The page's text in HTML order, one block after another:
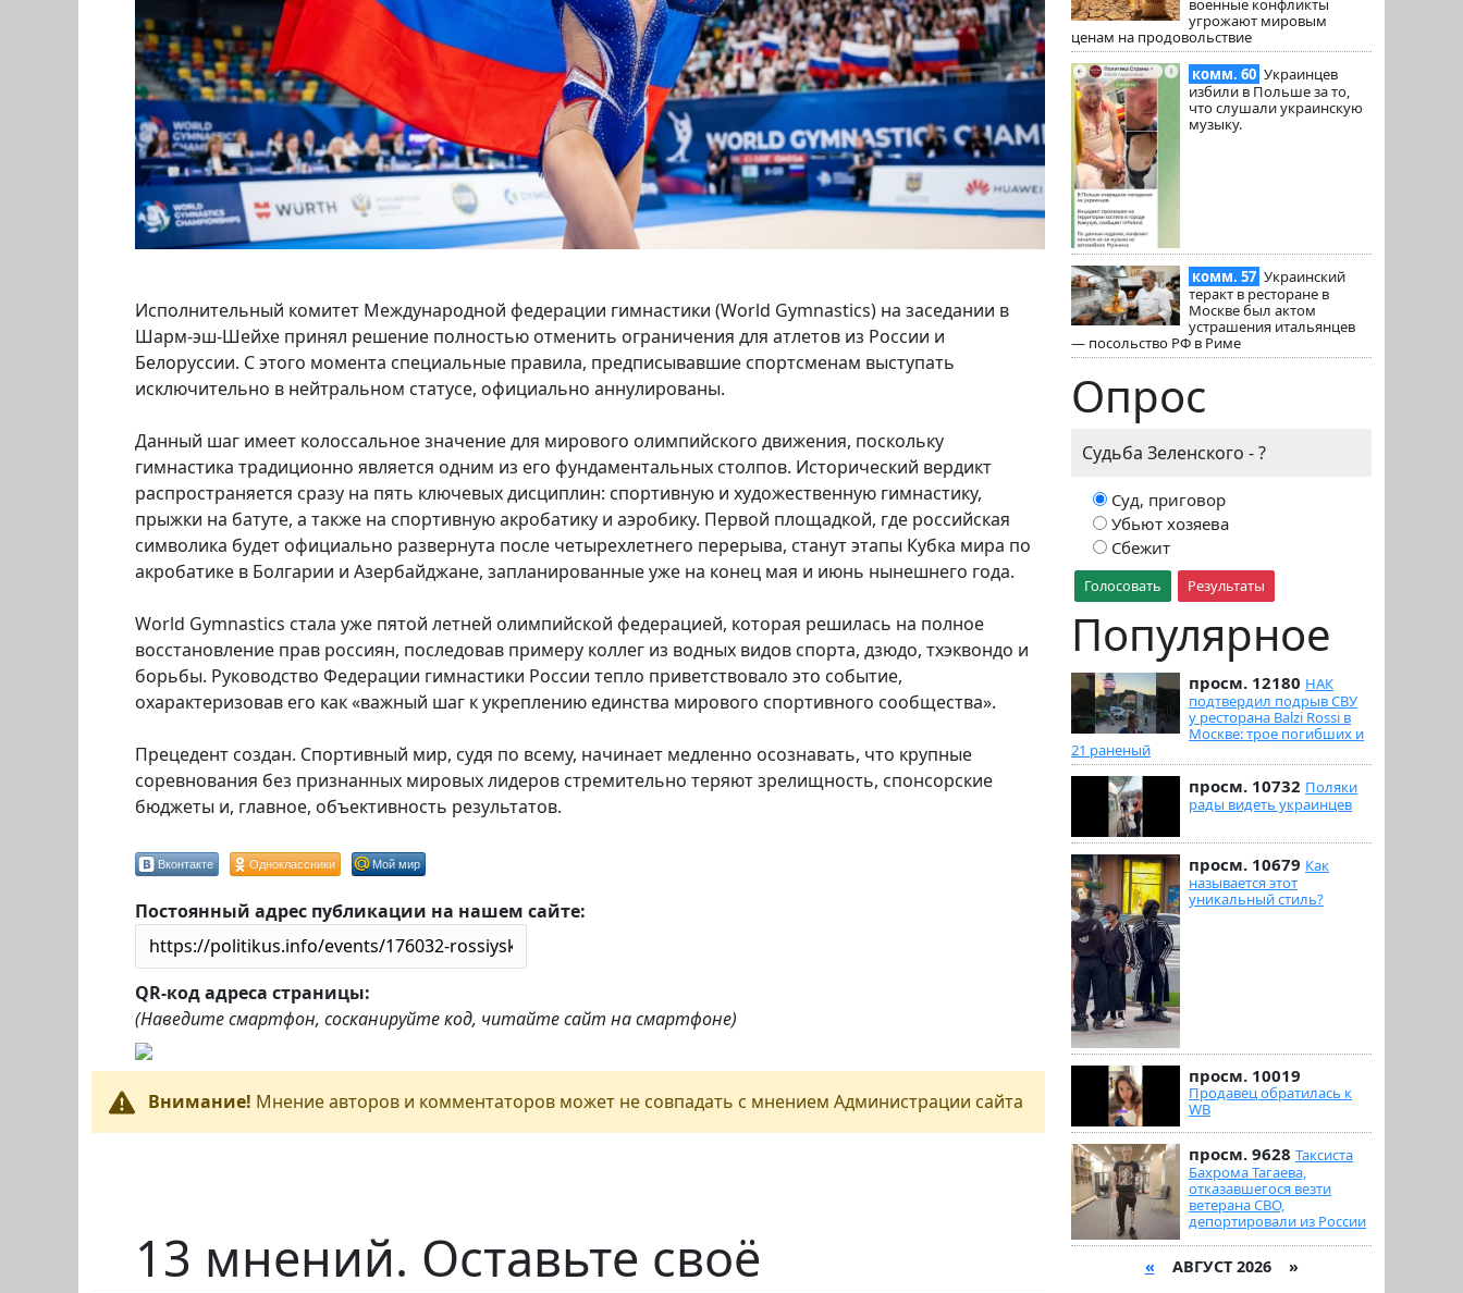
военные конфликты
угрожают мировым
ценам на продовольствие
комм. 60 Украинцев
избили в Польше за то,
что слушали украинскую
музыку.
комм. 57 Украинский
теракт в ресторане в
Москве был актом
устрашения итальянцев
— посольство РФ в Риме
Опрос
Судьба Зеленского - ?
Суд, приговор
Убьют хозяева
Сбежит
Голосовать Результаты
Популярное
просм. 12180 НАК
подтвердил подрыв СВУ
у ресторана Balzi Rossi в
Москве: трое погибших и
21 раненый
просм. 10732 Поляки
рады видеть украинцев
просм. 10679 Как
называется этот
уникальный стиль?
просм. 10019
Продавец обратилась к
WB
просм. 9628 Таксиста
Бахрома Тагаева,
отказавшегося везти
ветерана СВО,
депортировали из России
« АВГУСТ 2026 »
Исполнительный комитет Международной федерации гимнастики (World Gymnastics) на заседании в
Шарм-эш-Шейхе принял решение полностью отменить ограничения для атлетов из России и
Белоруссии. С этого момента специальные правила, предписывавшие спортсменам выступать
исключительно в нейтральном статусе, официально аннулированы.
Данный шаг имеет колоссальное значение для мирового олимпийского движения, поскольку
гимнастика традиционно является одним из его фундаментальных столпов. Исторический вердикт
распространяется сразу на пять ключевых дисциплин: спортивную и художественную гимнастику,
прыжки на батуте, а также на спортивную акробатику и аэробику. Первой площадкой, где российская
символика будет официально развернута после четырехлетнего перерыва, станут этапы Кубка мира по
акробатике в Болгарии и Азербайджане, запланированные уже на конец мая и июнь нынешнего года.
World Gymnastics стала уже пятой летней олимпийской федерацией, которая решилась на полное
восстановление прав россиян, последовав примеру коллег из водных видов спорта, дзюдо, тхэквондо и
борьбы. Руководство Федерации гимнастики России тепло приветствовало это событие,
охарактеризовав его как «важный шаг к укреплению единства мирового спортивного сообщества».
Прецедент создан. Спортивный мир, судя по всему, начинает медленно осознавать, что крупные
соревнования без признанных мировых лидеров стремительно теряют зрелищность, спонсорские
бюджеты и, главное, объективность результатов.
Вконтакте Одноклассники Мой мир
Постоянный адрес публикации на нашем сайте:
QR-код адреса страницы:
(Наведите смартфон, сосканируйте код, читайте сайт на смартфоне)
Внимание! Мнение авторов и комментаторов может не совпадать с мнением Администрации сайта
13 мнений. Оставьте своё